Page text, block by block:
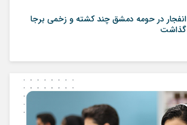
انفجار در حومه دمشق چند کشته و زخمی برجا
گذاشت